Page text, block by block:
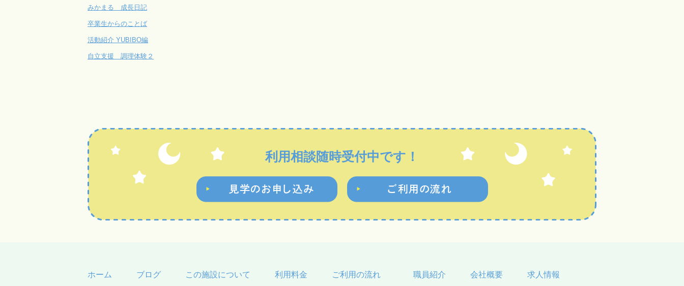
みかまる 成長日記
卒業生からのことば
活動紹介 YUBIBO編
自立支援 調理体験２
利用相談随時受付中です！
ホーム ブログ この施設について 利用料金 ご利用の流れ 職員紹介 会社概要 求人情報